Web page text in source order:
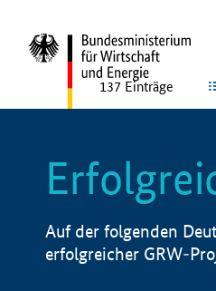
137 Einträge
Auf der folgenden
erfolgreicher GRW-